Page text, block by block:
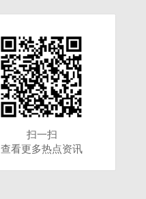
扫一扫
查看更多热点资讯
扫一扫
查看更多热点资讯